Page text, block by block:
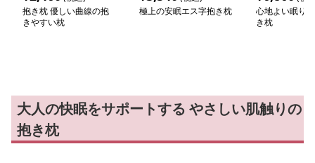
抱き枕 優しい曲線の抱
きやすい枕
極上の安眠エス字抱き枕
心地よい眠り
き枕
大人の快眠をサポートする やさしい肌触りの
抱き枕